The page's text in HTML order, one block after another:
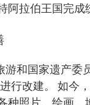
阿拉伯王国完成
游和国家遗产委
行改建。 如今